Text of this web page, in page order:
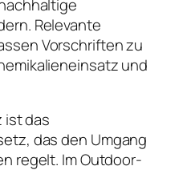
Relevante
Vorschriften zu
und
ist das
das den Umgang
regelt. Im Outdoor-